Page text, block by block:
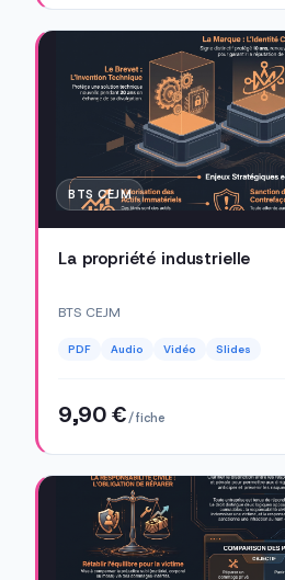
BTS CEJM
La propriété industrielle
BTS CEJM
PDF Audio Vidéo Slides
9,90 €/ fiche